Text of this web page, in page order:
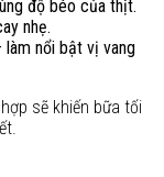
độ béo của thịt.
nhẹ.
làm nổi bật vị vang
sẽ khiến bữa tối